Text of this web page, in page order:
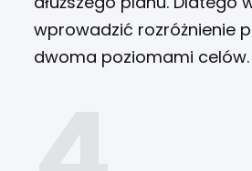
wprowadzić rozróżnienie
dwoma poziomami celów.